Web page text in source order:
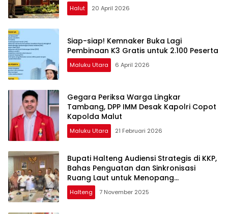
Halut 20 April 2026
Siap-siap! Kemnaker Buka Lagi
Pembinaan K3 Gratis untuk 2.100 Peserta
Maluku Utara 6 April 2026
Gegara Periksa Warga Lingkar
Tambang, DPP IMM Desak Kapolri Copot
Kapolda Malut
Maluku Utara 21 Februari 2026
Bupati Halteng Audiensi Strategis di KKP,
Bahas Penguatan dan Sinkronisasi
Ruang Laut untuk Menopang
Pertumbuhan Industri Teluk Weda
Halteng 7 November 2025